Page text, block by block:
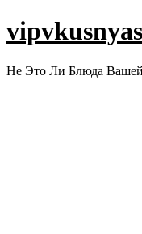
Не Это Ли Блюда